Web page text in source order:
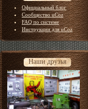
Официальный блог
Сообщество uCoz
FAQ по системе
Инструкции для uCoz
Наши друзья